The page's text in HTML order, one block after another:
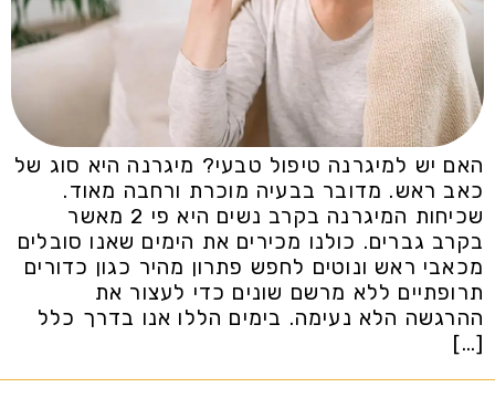
האם יש למיגרנה טיפול טבעי? מיגרנה היא סוג של
כאב ראש. מדובר בבעיה מוכרת ורחבה מאוד.
שכיחות המיגרנה בקרב נשים היא פי 2 מאשר
בקרב גברים. כולנו מכירים את הימים שאנו סובלים
מכאבי ראש ונוטים לחפש פתרון מהיר כגון כדורים
תרופתיים ללא מרשם שונים כדי לעצור את
ההרגשה הלא נעימה. בימים הללו אנו בדרך כלל
[…]